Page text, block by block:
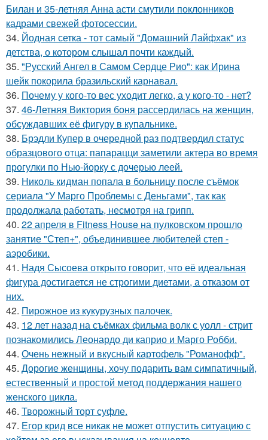
Билан и 35-летняя Анна асти смутили поклонников
кадрами свежей фотосессии.
34. Йодная сетка - тот самый "Домашний Лайфхак" из
детства, о котором слышал почти каждый.
35. "Русский Ангел в Самом Сердце Рио": как Ирина
шейк покорила бразильский карнавал.
36. Почему у кого-то вес уходит легко, а у кого-то - нет?
37. 46-Летняя Виктория боня рассердилась на женщин,
обсуждавших её фигуру в купальнике.
38. Брэдли Купер в очередной раз подтвердил статус
образцового отца: папарацци заметили актера во время
прогулки по Нью-йорку с дочерью леей.
39. Николь кидман попала в больницу после съёмок
сериала "У Марго Проблемы с Деньгами", так как
продолжала работать, несмотря на грипп.
40. 22 апреля в Fitness House на пулковском прошло
занятие "Степ+", объединившее любителей степ -
аэробики.
41. Надя Сысоева открыто говорит, что её идеальная
фигура достигается не строгими диетами, а отказом от
них.
42. Пирожное из кукурузных палочек.
43. 12 лет назад на съёмках фильма волк с уолл - стрит
познакомились Леонардо ди каприо и Марго Робби.
44. Очень нежный и вкусный картофель "Романофф".
45. Дорогие женщины, хочу подарить вам симпатичный,
естественный и простой метод поддержания нашего
женского цикла.
46. Творожный торт суфле.
47. Егор крид все никак не может отпустить ситуацию с